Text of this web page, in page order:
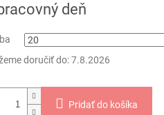
deň
doručiť do: 7.8.2026
Pridať do košíka